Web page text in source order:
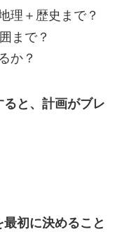
理＋歴史まで？
まで？
か？
と、計画がブレ
最初に決めること